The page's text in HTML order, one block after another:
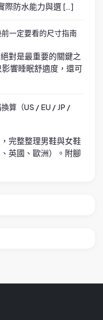
際防水能力與選 […]
一定要看的尺寸指南
對是最重要的關鍵之
響睡眠舒適度，還可
算（US / EU / JP /
完整整理男鞋與女鞋
英國、歐洲）。附腳